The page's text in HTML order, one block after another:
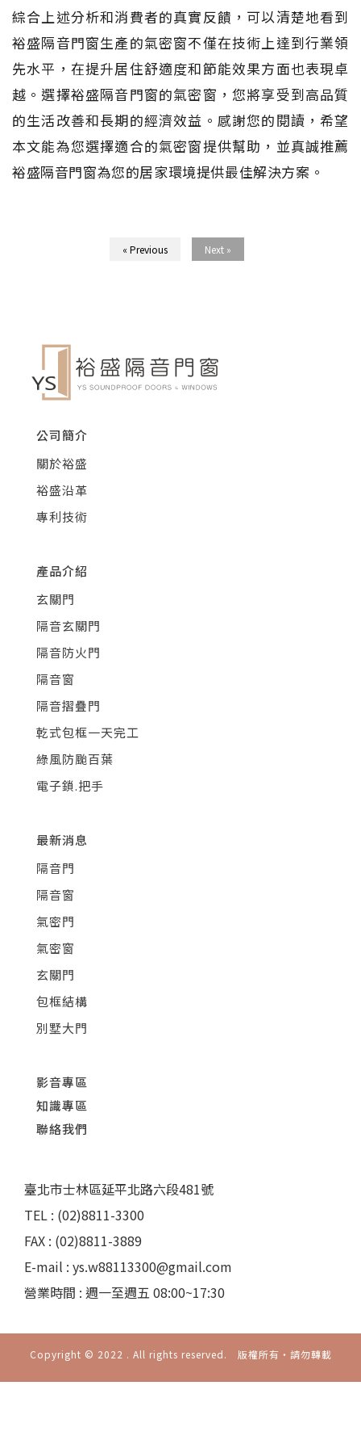
綜合上述分析和消費者的真實反饋，可以清楚地看到
裕盛隔音門窗生產的氣密窗不僅在技術上達到行業領
先水平，在提升居住舒適度和節能效果方面也表現卓
越。選擇裕盛隔音門窗的氣密窗，您將享受到高品質
的生活改善和長期的經濟效益。感謝您的閱讀，希望
本文能為您選擇適合的氣密窗提供幫助，並真誠推薦
裕盛隔音門窗為您的居家環境提供最佳解決方案。
« Previous Next »
公司簡介
關於裕盛
裕盛沿革
專利技術
產品介紹
玄關門
隔音玄關門
隔音防火門
隔音窗
隔音摺疊門
乾式包框一天完工
綠風防颱百葉
電子鎖.把手
最新消息
隔音門
隔音窗
氣密門
氣密窗
玄關門
包框結構
別墅大門
影音專區
知識專區
聯絡我們
臺北市士林區延平北路六段481號
TEL : (02)8811-3300
FAX : (02)8811-3889
E-mail : ys.w88113300@gmail.com
營業時間 : 週一至週五 08:00~17:30
Copyright © 2022 . All rights reserved. 版權所有‧請勿轉載